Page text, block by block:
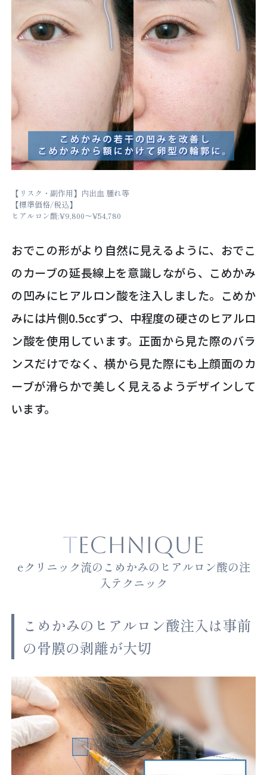
【リスク・副作用】内出血 腫れ等
【標準価格/税込】
ヒアルロン酸:¥9,800～¥54,780
おでこの形がより自然に見えるように、おでこ
のカーブの延長線上を意識しながら、こめかみ
の凹みにヒアルロン酸を注入しました。こめか
みには片側0.5ccずつ、中程度の硬さのヒアルロ
ン酸を使用しています。正面から見た際のバラ
ンスだけでなく、横から見た際にも上顔面のカ
ーブが滑らかで美しく見えるようデザインして
います。
TECHNIQUE
eクリニック流のこめかみのヒアルロン酸の注
入テクニック
こめかみのヒアルロン酸注入は事前
の骨膜の剥離が大切